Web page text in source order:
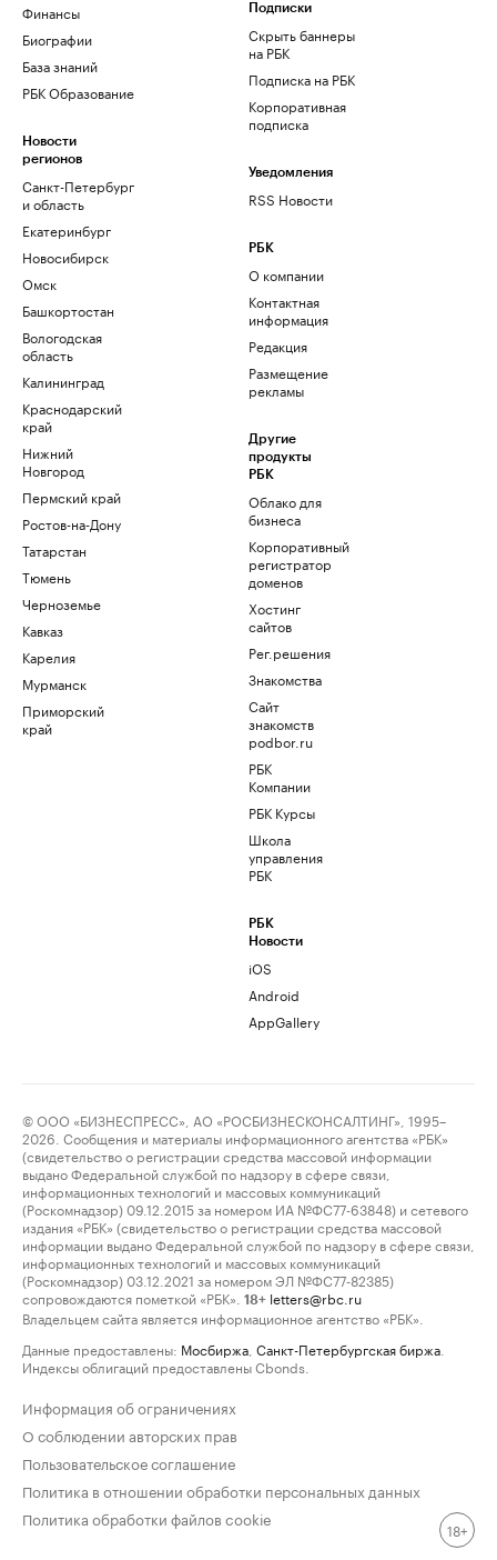
Финансы
Биографии
База знаний
РБК Образование
Новости
регионов
Санкт-Петербург
и область
Екатеринбург
Новосибирск
Омск
Башкортостан
Вологодская
область
Калининград
Краснодарский
край
Нижний
Новгород
Пермский край
Ростов-на-Дону
Татарстан
Тюмень
Черноземье
Кавказ
Карелия
Мурманск
Приморский
край
Подписки
Скрыть баннеры
на РБК
Подписка на РБК
Корпоративная
подписка
Уведомления
RSS Новости
РБК
О компании
Контактная
информация
Редакция
Размещение
рекламы
Другие
продукты
РБК
Облако для
бизнеса
Корпоративный
регистратор
доменов
Хостинг
сайтов
Рег.решения
Знакомства
Сайт
знакомств
podbor.ru
РБК
Компании
РБК Курсы
Школа
управления
РБК
РБК
Новости
iOS
Android
AppGallery
© ООО «БИЗНЕСПРЕСС», АО «РОСБИЗНЕСКОНСАЛТИНГ», 1995–
2026. Сообщения и материалы информационного агентства «РБК»
(свидетельство о регистрации средства массовой информации
выдано Федеральной службой по надзору в сфере связи,
информационных технологий и массовых коммуникаций
(Роскомнадзор) 09.12.2015 за номером ИА №ФС77-63848) и сетевого
издания «РБК» (свидетельство о регистрации средства массовой
информации выдано Федеральной службой по надзору в сфере связи,
информационных технологий и массовых коммуникаций
(Роскомнадзор) 03.12.2021 за номером ЭЛ №ФС77-82385)
сопровождаются пометкой «РБК».
18+ letters@rbc.ru
Владельцем сайта является информационное агентство «РБК».
Данные предоставлены: Мосбиржа Санкт-Петербургская биржа
Индексы облигаций предоставлены Cbonds.
Информация об ограничениях
О соблюдении авторских прав
Пользовательское соглашение
Политика в отношении обработки персональных данных
Политика обработки файлов cookie
18+